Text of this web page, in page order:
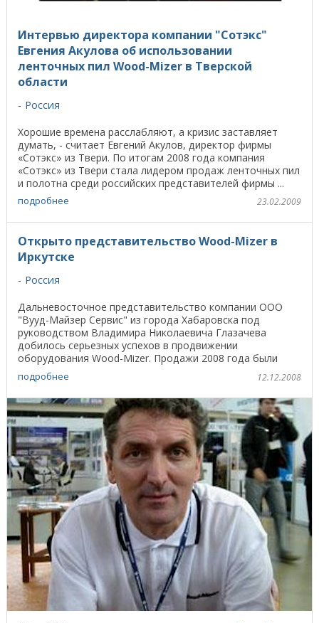
Интервью директора компании "Сотэкс"
Евгения Акулова об использовании
ленточных пил Wood-Mizer в Тверской
области
Россия
Хорошие времена расслабляют, а кризис заставляет
думать, - считает Евгений Акулов, директор фирмы
«Сотэкс» из Твери. По итогам 2008 года компания
«Сотэкс» из Твери стала лидером продаж ленточных пил
и полотна среди российских представителей фирмы ...
подробнее 23.02.2009
Открыто представительство Wood-Mizer в
Иркутске
Россия
Дальневосточное представительство компании ООО
"Вууд-Майзер Сервис" из города Хабаровска под
руководством Владимира Николаевича Глазачева
добилось серьезных успехов в продвижении
оборудования Wood-Mizer. Продажи 2008 года были
рекордными за все 16 ...
подробнее 12.12.2008